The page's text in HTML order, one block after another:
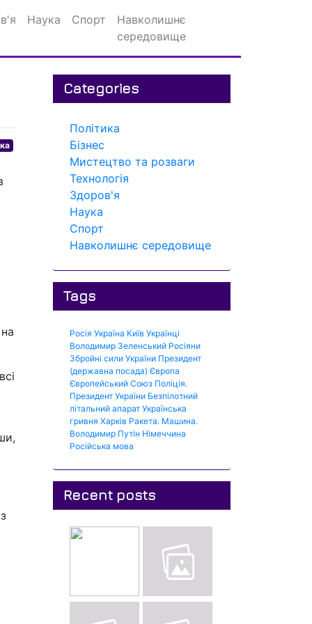
Наука Спорт
Навколишнє
середовище
Categories
Політика
Бізнес
Мистецтво та розваги
Технологія
Здоров'я
Наука
Спорт
Навколишнє середовище
Tags
Росія Україна Київ Українці
Володимир Зеленський Росіяни
Збройні сили України Президент
(державна посада) Європа
Європейський Союз Поліція.
Президент України Безпілотний
літальний апарат Українська
гривня Харків Ракета. Машина.
Володимир Путін Німеччина
Російська мова
Recent posts